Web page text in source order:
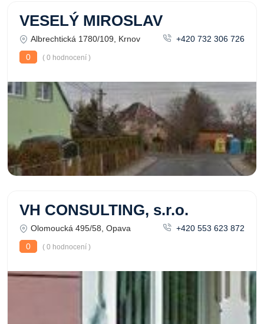
VESELÝ MIROSLAV
Albrechtická 1780/109, Krnov
+420 732 306 726
0
( 0 hodnocení )
VH CONSULTING, s.r.o.
Olomoucká 495/58, Opava
+420 553 623 872
0
( 0 hodnocení )